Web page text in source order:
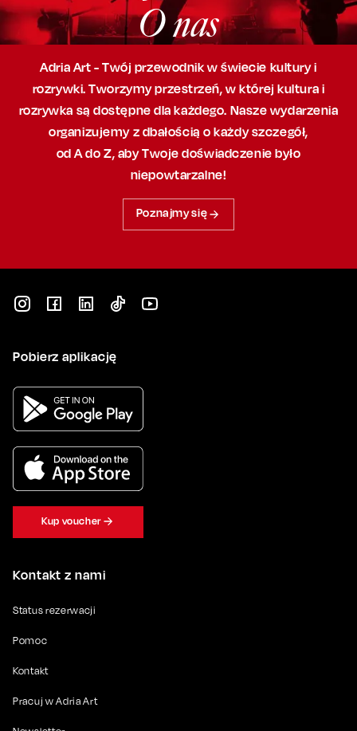
O nas
Adria Art - Twój przewodnik w świecie kultury i
rozrywki. Tworzymy przestrzeń,w której kultura i
rozrywka są dostępne dla każdego. Nasze wydarzenia
organizujemy z dbałością o każdy szczegół,
od A do Z, abyTwoje doświadczenie było
niepowtarzalne!
Poznajmy się
Kontakt z nami
Status rezerwacji
Pomoc
Kontakt
Pracuj w Adria Art
Pobierz aplikację
Kup voucher